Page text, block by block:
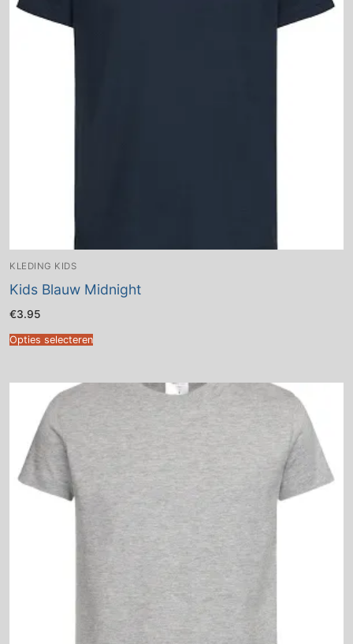
KLEDING KIDS
Kids Blauw Midnight
€3.95
Opties selecteren